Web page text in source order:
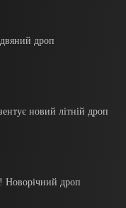
дроп
новий літній дроп
Новорічний дроп